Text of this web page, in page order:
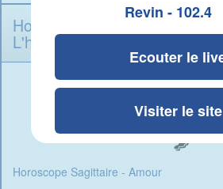
Revin - 102.4
Ecouter le
Visiter le site
Horoscope Sagittaire du
L'horoscope du jour
Horoscope Sagittaire - Amour